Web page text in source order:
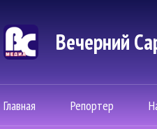
Вечерний
Главная Репортер